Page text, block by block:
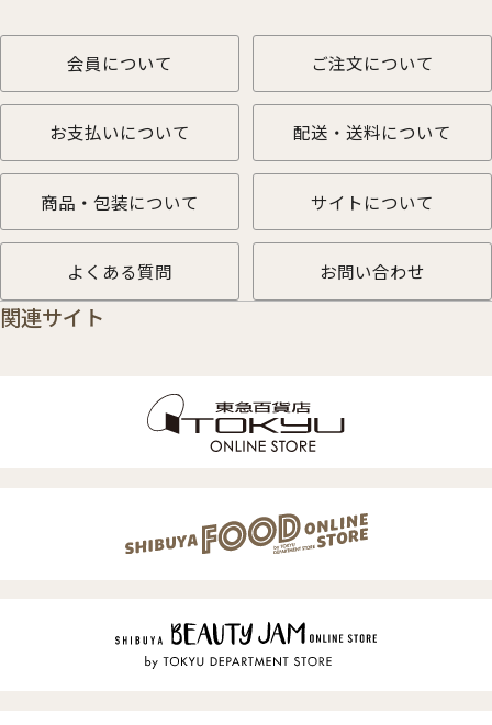
会員について ご注文について
お支払いについて 配送・送料について
商品・包装について サイトについて
よくある質問 お問い合わせ
関連サイト